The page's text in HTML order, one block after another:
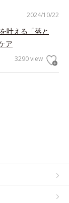
2024/10/22
叶える「落と
ア
3290 view